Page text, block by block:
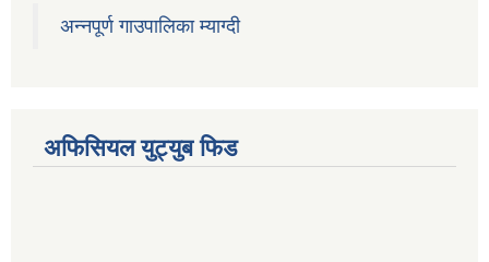
अन्नपूर्ण गाउपालिका म्याग्दी
अफिसियल युट्युब फिड